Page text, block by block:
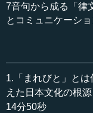
7音句から成る「律
とコミュニケーシ
ら日本の文学が発
たのが「宗教文学
めの工夫から生ま
のおせち料理であ
が込められている
収録日：2022年9月
追加日：2023年1月
カテゴリー：
文化・芸術
1.「まれびと」と
えた日本文化の根源
14分50秒